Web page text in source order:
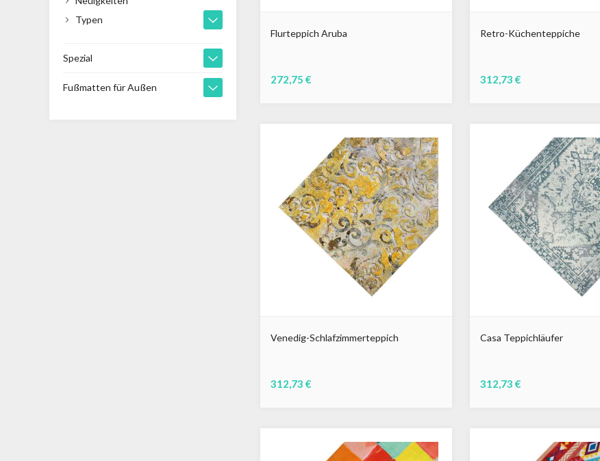
Typen
Spezial
Fußmatten für Außen
Flurteppich Aruba
272,75 €
Retro-Küchenteppiche
312,73 €
Venedig-Schlafzimmerteppich
312,73 €
Casa Teppichläufer
312,73 €